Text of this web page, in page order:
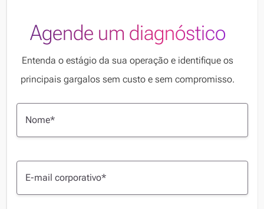
Agende um diagnóstico
Entenda o estágio da sua operação e identifique os
principais gargalos sem custo e sem compromisso.